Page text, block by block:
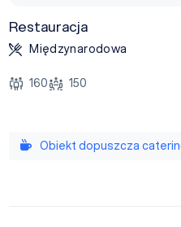
Restauracja
Międzynarodowa
160 150
Obiekt dopuszcza